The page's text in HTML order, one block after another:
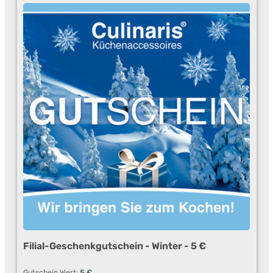
angegebene Lieferadresse verschickt. Der Beschenkte kann
anschließend diesen Gutschein in einer der Culinaris Filialen
einlösen: Filiale Berlin Forum Steglitz - Schloßstraße 1 • 12163
Berlin • Tel: +49 (0)30 79 78 65 70 Filiale Leipziger Innenstadt
- Grimmaische Str. 25 (Eingang Ritterstraße) • 04109 Leipzig •
Tel.: +49 (0)341 96 15 947 Filiale NOVA - Merseburger Straße
17 (im Obergeschoß) • 06254 Günthersdorf • Tel.: +49 (0)
34638 39 374 Filiale ELBE Einkaufszentrum - Osdorfer
Landstraße 131 - 135 • 22609 Hamburg • Tel.: +49 (0) 40 30
37 77 70 Filiale Erfurter Altstadt - Futterstraße 7 (ggü. vom
Kaisersaal) • 99084 Erfurt • Tel.: +49 (0)361 66 35 986 Der
Gutschein ist 36 Monate ab Kaufdatum gültig. Er kann nur in
Produkte der Firma Culinaris Küchenaccessoires und nicht in
Bargeld eingetauscht werden. Der Filial-Geschenk-Gutschein
ist nicht im Online-Shop von Culinaris einlösbar.
Filial-Geschenkgutschein - Winter - 5 €